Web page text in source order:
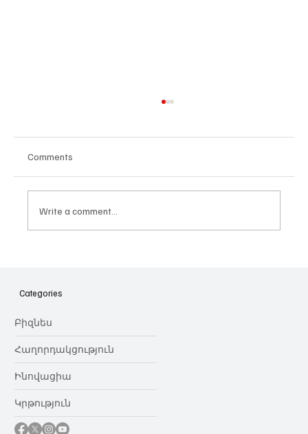
նվիրում որոշում
Comments
Write a comment...
Categories
Բիզնես
Հաղորդակցություն
Ինովացիա
Կրթություն